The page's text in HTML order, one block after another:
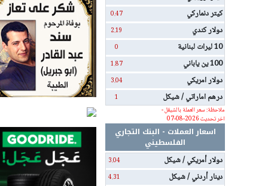
كيتر دنماركي 0.47
دولار كندي 2.19
10 ليرات لبنانية 0
100 ين ياباني 1.87
دولار امريكي 3.04
درهم اماراتي / شيكل
1
ملاحظة: سعر العملة بالشيقل -
اخر تحديث 2026-08-07
اسعار العملات - البنك التجاري
الفلسطيني
دولار أمريكي / شيكل
3.04
دينار أردني / شيكل 4.31